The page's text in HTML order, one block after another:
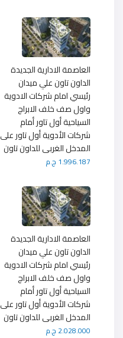
العاصمة الادارية الجديدة
الداون تاون علي ميدان
رئيسي امام شركات الادوية
واول صف خلف الابراج
السياحية أول تاور أمام
شركات الأدوية أول تاور على
المدخل الغربى للداون تاون
1.996.187 ج.م
العاصمة الادارية الجديدة
الداون تاون علي ميدان
رئيسي امام شركات الادوية
واول صف خلف الابراج
السياحية أول تاور أمام
شركات الأدوية أول تاور على
المدخل الغربى للداون تاون
2.028.000 ج.م